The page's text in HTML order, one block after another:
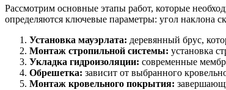
Рассмотрим основные этапы работ, которые
определяются ключевые параметры: угол наклона
Установка мауэрлата: деревянный брус,
Монтаж стропильной системы: установка
Укладка гидроизоляции: современные
Обрешетка: зависит от выбранного
Монтаж кровельного покрытия: